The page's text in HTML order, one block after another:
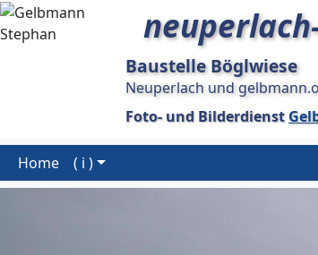
Baustelle Böglwiese
Neuperlach und
Foto- und Bilderdienst
Home ( i )